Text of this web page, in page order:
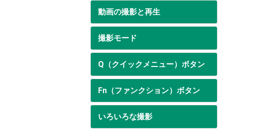
動画の撮影と再生
撮影モード
Q（クイックメニュー）ボタン
Fn（ファンクション）ボタン
いろいろな撮影